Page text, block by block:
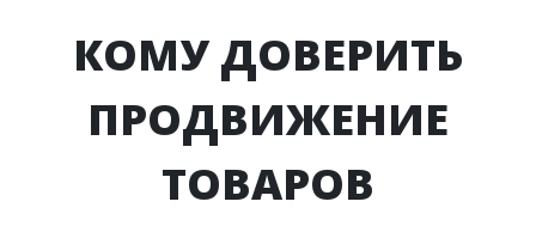
КОМУ ДОВЕРИТЬ
ПРОДВИЖЕНИЕ
ТОВАРОВ